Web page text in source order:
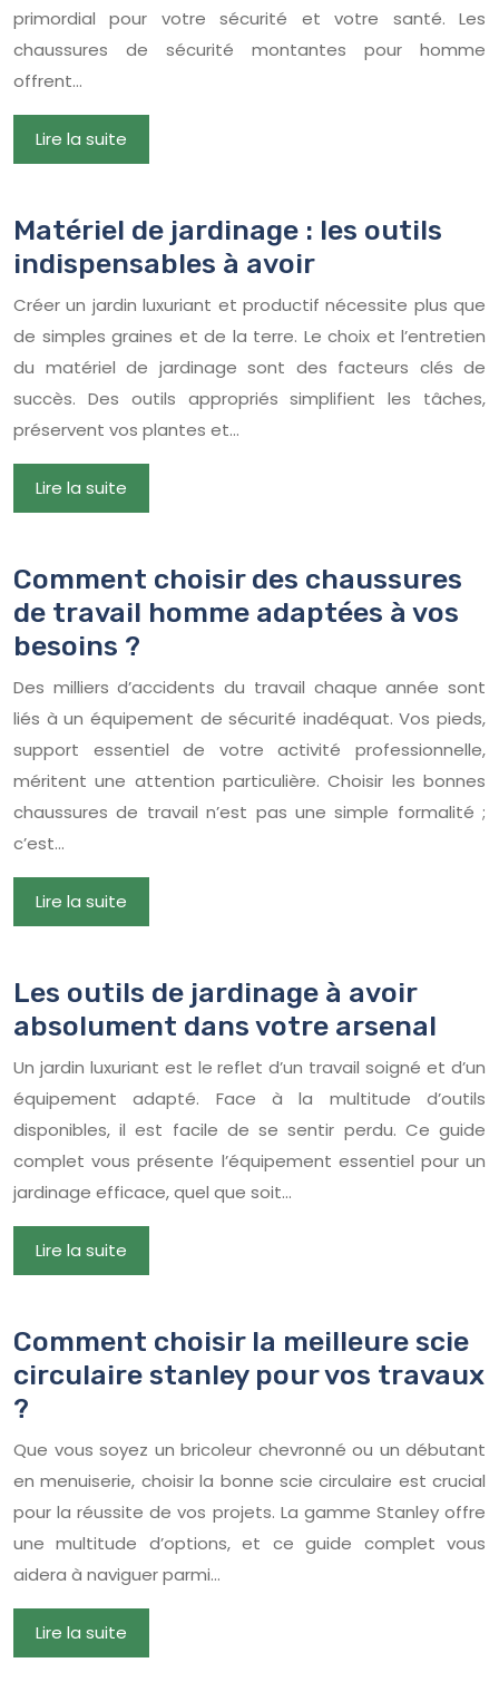
primordial pour votre sécurité et votre santé. Les
chaussures de sécurité montantes pour homme
offrent…
Lire la suite
Matériel de jardinage : les outils
indispensables à avoir
Créer un jardin luxuriant et productif nécessite plus que
de simples graines et de la terre. Le choix et l’entretien
du matériel de jardinage sont des facteurs clés de
succès. Des outils appropriés simplifient les tâches,
préservent vos plantes et…
Lire la suite
Comment choisir des chaussures
de travail homme adaptées à vos
besoins ?
Des milliers d’accidents du travail chaque année sont
liés à un équipement de sécurité inadéquat. Vos pieds,
support essentiel de votre activité professionnelle,
méritent une attention particulière. Choisir les bonnes
chaussures de travail n’est pas une simple formalité ;
c’est…
Lire la suite
Les outils de jardinage à avoir
absolument dans votre arsenal
Un jardin luxuriant est le reflet d’un travail soigné et d’un
équipement adapté. Face à la multitude d’outils
disponibles, il est facile de se sentir perdu. Ce guide
complet vous présente l’équipement essentiel pour un
jardinage efficace, quel que soit…
Lire la suite
Comment choisir la meilleure scie
circulaire stanley pour vos travaux
?
Que vous soyez un bricoleur chevronné ou un débutant
en menuiserie, choisir la bonne scie circulaire est crucial
pour la réussite de vos projets. La gamme Stanley offre
une multitude d’options, et ce guide complet vous
aidera à naviguer parmi…
Lire la suite